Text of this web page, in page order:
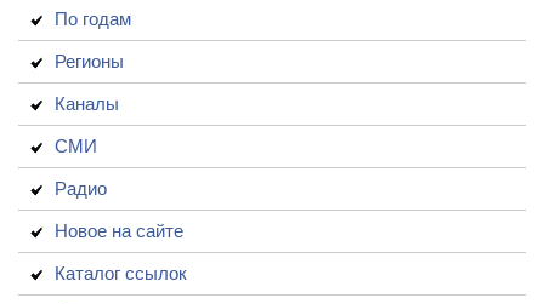
По годам
Регионы
Каналы
СМИ
Радио
Новое на сайте
Каталог ссылок